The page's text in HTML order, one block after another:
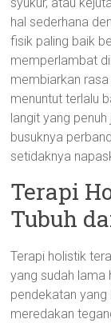
hal sederhana
fisik paling baik
memperlambat
membiarkan
menuntut terlalu
langit yang
busuknya
setidaknya
Terapi
Tubuh
Terapi holistik
yang sudah lama
pendekatan yang
meredakan